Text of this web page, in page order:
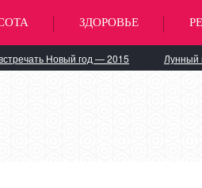
ЗДОРОВЬЕ
Новый год — 2015 Лунный